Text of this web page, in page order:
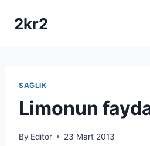
2kr2
SAĞLIK
Limonun
By Editor 23 Mart 2013